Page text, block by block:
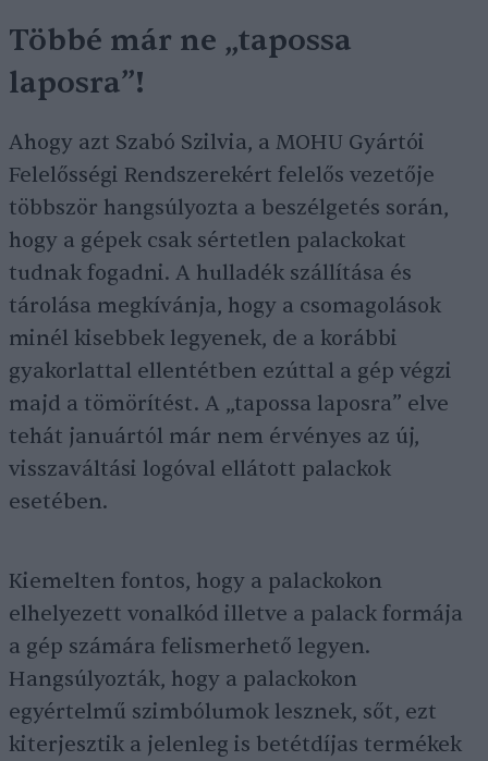
Többé már ne „tapossa
laposra”!
Ahogy azt Szabó Szilvia, a MOHU Gyártói
Felelősségi Rendszerekért felelős vezetője
többször hangsúlyozta a beszélgetés során,
hogy a gépek csak sértetlen palackokat
tudnak fogadni. A hulladék szállítása és
tárolása megkívánja, hogy a csomagolások
minél kisebbek legyenek, de a korábbi
gyakorlattal ellentétben ezúttal a gép végzi
majd a tömörítést. A „tapossa laposra” elve
tehát januártól már nem érvényes az új,
visszaváltási logóval ellátott palackok
esetében.
Kiemelten fontos, hogy a palackokon
elhelyezett vonalkód illetve a palack formája
a gép számára felismerhető legyen.
Hangsúlyozták, hogy a palackokon
egyértelmű szimbólumok lesznek, sőt, ezt
kiterjesztik a jelenleg is betétdíjas termékek